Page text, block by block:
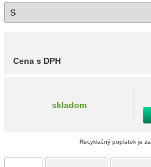
Cena s DPH
skladom
Recyklačný poplatok je